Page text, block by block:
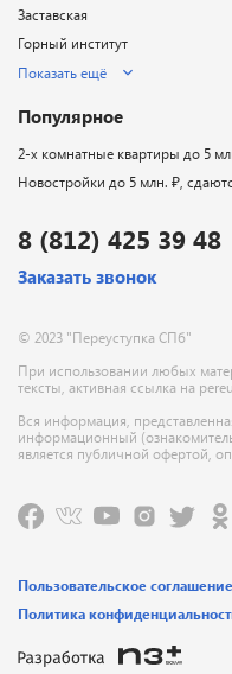
8 (812) 425 39 48
Заказать звонок
© 2023 "Переуступка СПб"
При использовании любых
тексты, активная ссылка на
Вся информация,
информационный
является публичной офертой,
Заставская
Горный институт
Показать ещё
Популярное
2-х комнатные квартиры до 5
Новостройки до 5 млн. ₽,
Пользовательское соглашение
Политика